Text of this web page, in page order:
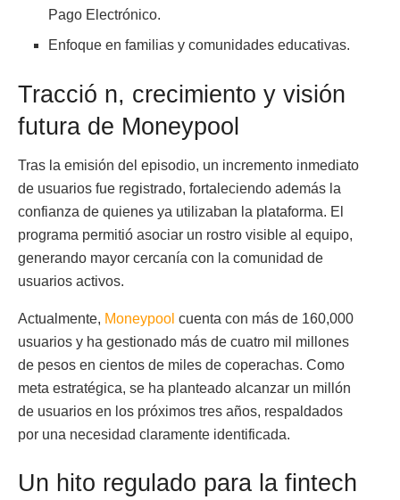
Pago Electrónico.
Enfoque en familias y comunidades educativas.
Tracció n, crecimiento y visión
futura de Moneypool
Tras la emisión del episodio, un incremento inmediato
de usuarios fue registrado, fortaleciendo además la
confianza de quienes ya utilizaban la plataforma. El
programa permitió asociar un rostro visible al equipo,
generando mayor cercanía con la comunidad de
usuarios activos.
Actualmente, Moneypool cuenta con más de 160,000
usuarios y ha gestionado más de cuatro mil millones
de pesos en cientos de miles de coperachas. Como
meta estratégica, se ha planteado alcanzar un millón
de usuarios en los próximos tres años, respaldados
por una necesidad claramente identificada.
Un hito regulado para la fintech